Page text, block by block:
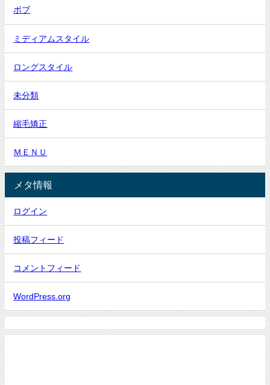
ボブ
ミディアムスタイル
ロングスタイル
未分類
縮毛矯正
ＭＥＮＵ
メタ情報
ログイン
投稿フィード
コメントフィード
WordPress.org